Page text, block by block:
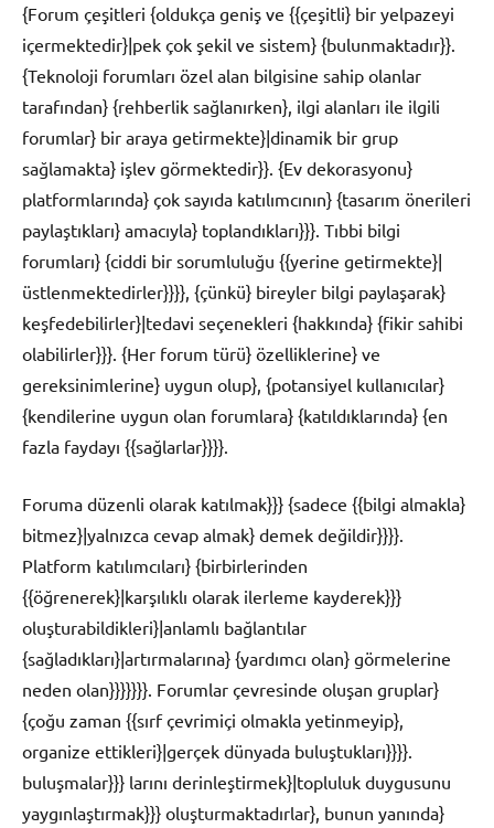
{Forum çeşitleri {oldukça geniş ve {{çeşitli} bir yelpazeyi
içermektedir}|pek çok şekil ve sistem} {bulunmaktadır}}.
{Teknoloji forumları özel alan bilgisine sahip olanlar
tarafından} {rehberlik sağlanırken}, ilgi alanları ile ilgili
forumlar} bir araya getirmekte}|dinamik bir grup
sağlamakta} işlev görmektedir}}. {Ev dekorasyonu}
platformlarında} çok sayıda katılımcının} {tasarım önerileri
paylaştıkları} amacıyla} toplandıkları}}}. Tıbbi bilgi
forumları} {ciddi bir sorumluluğu {{yerine getirmekte}|
üstlenmektedirler}}}}, {çünkü} bireyler bilgi paylaşarak}
keşfedebilirler}|tedavi seçenekleri {hakkında} {fikir sahibi
olabilirler}}}. {Her forum türü} özelliklerine} ve
gereksinimlerine} uygun olup}, {potansiyel kullanıcılar}
{kendilerine uygun olan forumlara} {katıldıklarında} {en
fazla faydayı {{sağlarlar}}}}.
Foruma düzenli olarak katılmak}}} {sadece {{bilgi almakla}
bitmez}|yalnızca cevap almak} demek değildir}}}}.
Platform katılımcıları} {birbirlerinden
{{öğrenerek}|karşılıklı olarak ilerleme kayderek}}}
oluşturabildikleri}|anlamlı bağlantılar
{sağladıkları}|artırmalarına} {yardımcı olan} görmelerine
neden olan}}}}}}}. Forumlar çevresinde oluşan gruplar}
{çoğu zaman {{sırf çevrimiçi olmakla yetinmeyip},
organize ettikleri}|gerçek dünyada buluştukları}}}}.
buluşmalar}}} larını derinleştirmek}|topluluk duygusunu
yaygınlaştırmak}}} oluşturmaktadırlar}, bunun yanında}